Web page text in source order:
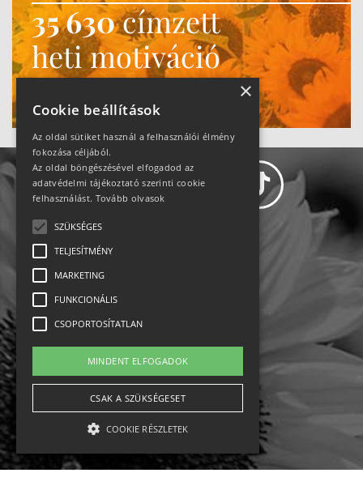
35 630címzett
heti motiváció
Ne maradj le!
Impresszum-kapcsolat
Jogi nyilatkozat
Rólunk
English
×
Cookie beállítások
Az oldal sütiket használ a felhasználói élmény
fokozása céljából.
Az oldal böngészésével elfogadod az
adatvédelmi tájékoztató szerinti cookie
felhasználást. Tovább olvasok
SZÜKSÉGES
TELJESÍTMÉNY
MARKETING
FUNKCIONÁLIS
CSOPORTOSÍTATLAN
MINDENT ELFOGADOK
CSAK A SZÜKSÉGESET
COOKIE RÉSZLETEK